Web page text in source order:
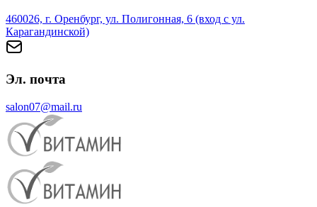
460026, г. Оренбург, ул. Полигонная, 6 (вход с ул.
Карагандинской)
Эл. почта
salon07@mail.ru